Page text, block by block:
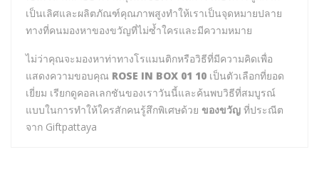
เป็นเลิศและผลิตภัณฑ์คุณภาพสูงทำให้เราเป็นจุดหมายปลาย
ทางที่คนมองหาของขวัญที่ไม่ซ้ำใครและมีความหมาย
ไม่ว่าคุณจะมองหาท่าทางโรแมนติกหรือวิธีที่มีความคิดเพื่อ
แสดงความขอบคุณ ROSE IN BOX 01 10 เป็นตัวเลือกที่ยอด
เยี่ยม เรียกดูคอลเลกชันของเราวันนี้และค้นพบวิธีที่สมบูรณ์
แบบในการทำให้ใครสักคนรู้สึกพิเศษด้วย ของขวัญ ที่ประณีต
จาก Giftpattaya